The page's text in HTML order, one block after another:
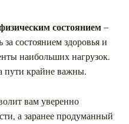
состоянием–
состоянием здоровья и
наибольших нагрузок.
пути крайне важны.
вам уверенно
а заранее продуманный